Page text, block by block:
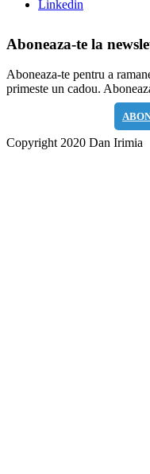
Linkedin
Aboneaza-te la
Aboneaza-te pentru a
primeste un cadou.
Copyright 2020 Dan Irimia